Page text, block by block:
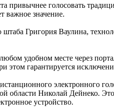
привычнее голосовать
важное значение.
Григория Ваулина,
удобном месте через
этом гарантируется
электронного
области Николай Дейнеко.
устройство.